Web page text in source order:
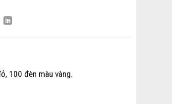
100 đèn màu vàng.